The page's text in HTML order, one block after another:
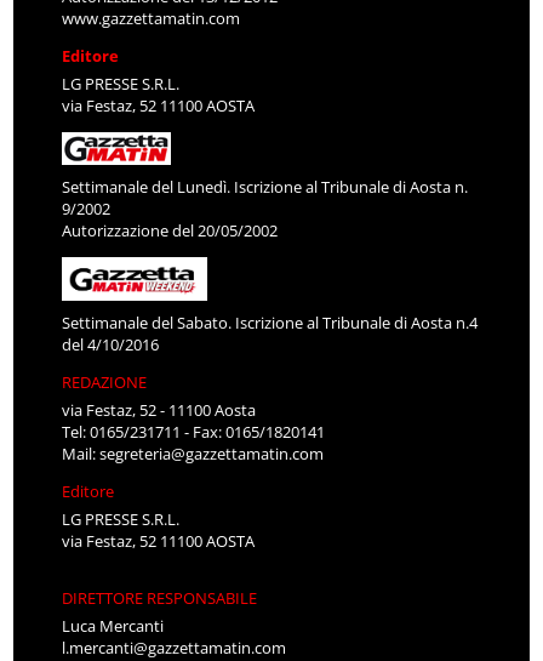
www.gazzettamatin.com
Editore
LG PRESSE S.R.L.
via Festaz, 52 11100 AOSTA
Settimanale del Lunedì. Iscrizione al Tribunale di Aosta n.
9/2002
Autorizzazione del 20/05/2002
Settimanale del Sabato. Iscrizione al Tribunale di Aosta n.4
del 4/10/2016
REDAZIONE
via Festaz, 52 - 11100 Aosta
Tel: 0165/231711 - Fax: 0165/1820141
Mail:segreteria@gazzettamatin.com
Editore
LG PRESSE S.R.L.
via Festaz, 52 11100 AOSTA
DIRETTORE RESPONSABILE
Luca Mercanti
l.mercanti@gazzettamatin.com